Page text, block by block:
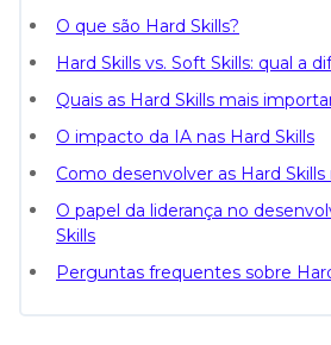
O que são Hard Skills?
Hard Skills vs. Soft Skills: qual a
Quais as Hard Skills mais
O impacto da IA nas Hard Skills
Como desenvolver as Hard
O papel da liderança no
Skills
Perguntas frequentes sobre